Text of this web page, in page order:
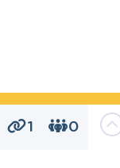
1 0